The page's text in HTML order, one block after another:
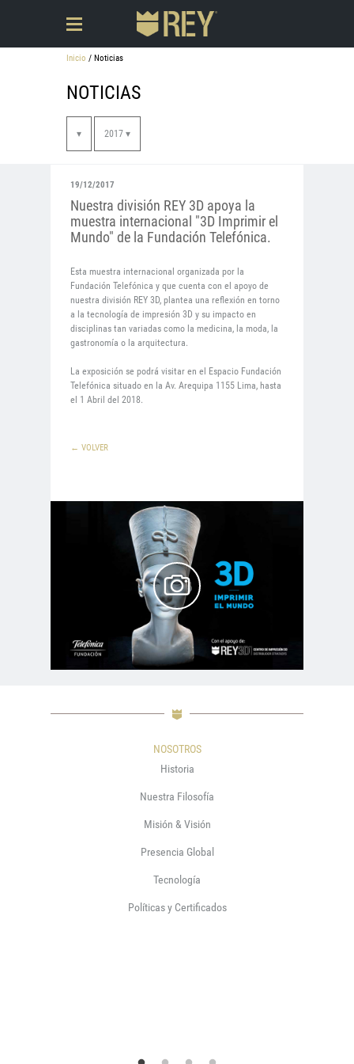
Inicio / Noticias
NOTICIAS
▾ 2017 ▾
19/12/2017
Nuestra división REY 3D apoya la
muestra internacional "3D Imprimir el
Mundo" de la Fundación Telefónica.
Esta muestra internacional organizada por la
Fundación Telefónica y que cuenta con el apoyo de
nuestra división REY 3D, plantea una reflexión en torno
a la tecnología de impresión 3D y su impacto en
disciplinas tan variadas como la medicina, la moda, la
gastronomía o la arquitectura.
La exposición se podrá visitar en el Espacio Fundación
Telefónica situado en la Av. Arequipa 1155 Lima, hasta
el 1 Abril del 2018.
← VOLVER
NOSOTROS
Historia
Nuestra Filosofía
Misión & Visión
Presencia Global
Tecnología
Políticas y Certificados